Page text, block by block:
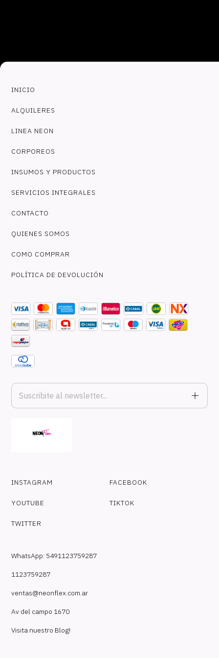
INICIO
ALQUILERES
LINEA NEON
CORPOREOS
INSUMOS Y PRODUCTOS
SERVICIOS INTEGRALES
CONTACTO
QUIENES SOMOS
COMO COMPRAR
POLÍTICA DE DEVOLUCIÓN
INSTAGRAM FACEBOOK
YOUTUBE TIKTOK
TWITTER
WhatsApp: 5491123759287
1123759287
ventas@neonflex.com.ar
Av del campo 1670
Visita nuestro Blog!